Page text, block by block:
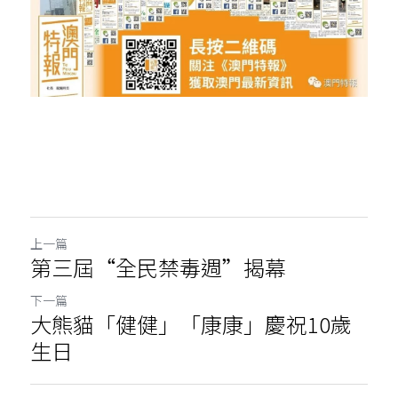
上一篇
第三屆“全民禁毒週”揭幕
下一篇
大熊貓「健健」「康康」慶祝10歲
生日